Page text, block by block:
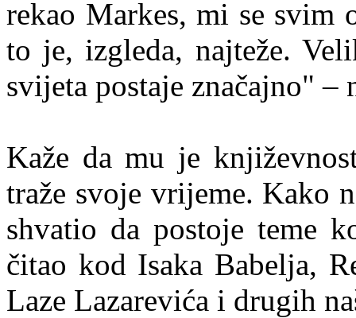
rekao Markes, mi se
to je, izgleda, najteže.
svijeta postaje značajno" –
Kaže da mu je
traže svoje vrijeme. Kako
shvatio da postoje teme
čitao kod Isaka Babelja,
Laze Lazarevića i drugih